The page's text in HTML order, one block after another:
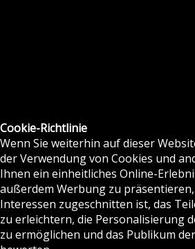
Cookie-Richtlinie
Wenn Sie weiterhin auf dieser
der Verwendung von Cookies und
Ihnen ein einheitliches Online-
außerdem Werbung zu
Interessen zugeschnitten ist, das
zu erleichtern, die Personalisierung
zu ermöglichen und das Publikum